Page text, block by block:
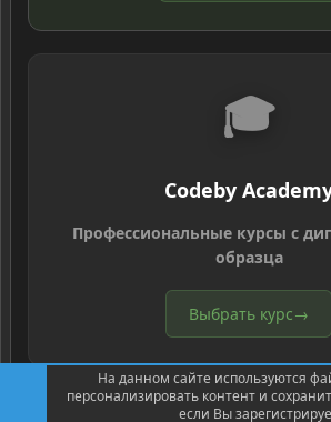
🎓
Codeby
Профессиональные курсы с
образца
Выбрать курс→
На данном сайте используются
персонализировать контент и
если Вы